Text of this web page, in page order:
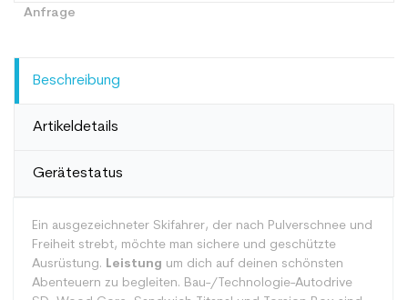
Beschreibung
Artikeldetails
Gerätestatus
Ein ausgezeichneter Skifahrer, der nach Pulverschnee und
Freiheit strebt, möchte man sichere und geschützte
Ausrüstung. Leistung um dich auf deinen schönsten
Abenteuern zu begleiten. Bau-/Technologie-Autodrive